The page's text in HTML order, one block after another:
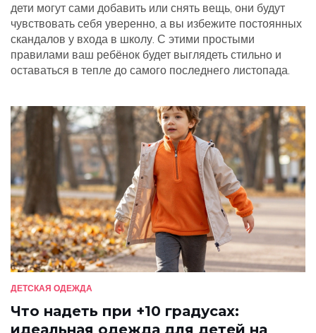
дети могут сами добавить или снять вещь, они будут
чувствовать себя уверенно, а вы избежите постоянных
скандалов у входа в школу. С этими простыми
правилами ваш ребёнок будет выглядеть стильно и
оставаться в тепле до самого последнего листопада.
ДЕТСКАЯ ОДЕЖДА
Что надеть при +10 градусах:
идеальная одежда для детей на